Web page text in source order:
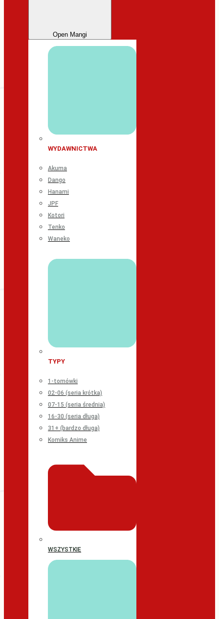
Open Mangi
WYDAWNICTWA
Akuma
Dango
Hanami
JPF
Kotori
Tenko
Waneko
TYPY
1-tomówki
02-06 (seria krótka)
07-15 (seria średnia)
16-30 (seria długa)
31+ (bardzo długa)
Komiks Anime
WSZYSTKIE